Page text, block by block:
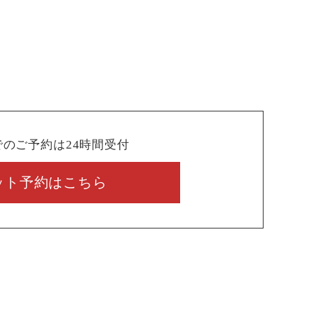
のご予約は24時間受付
ト予約はこちら